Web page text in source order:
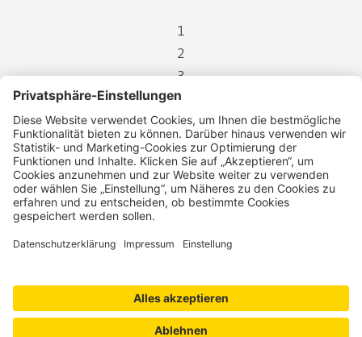
1
2
3
Datenschutz
Widerrufsbelehrung
Kontakt
Impressum
AGB
Preise
Verträge hier kündigen